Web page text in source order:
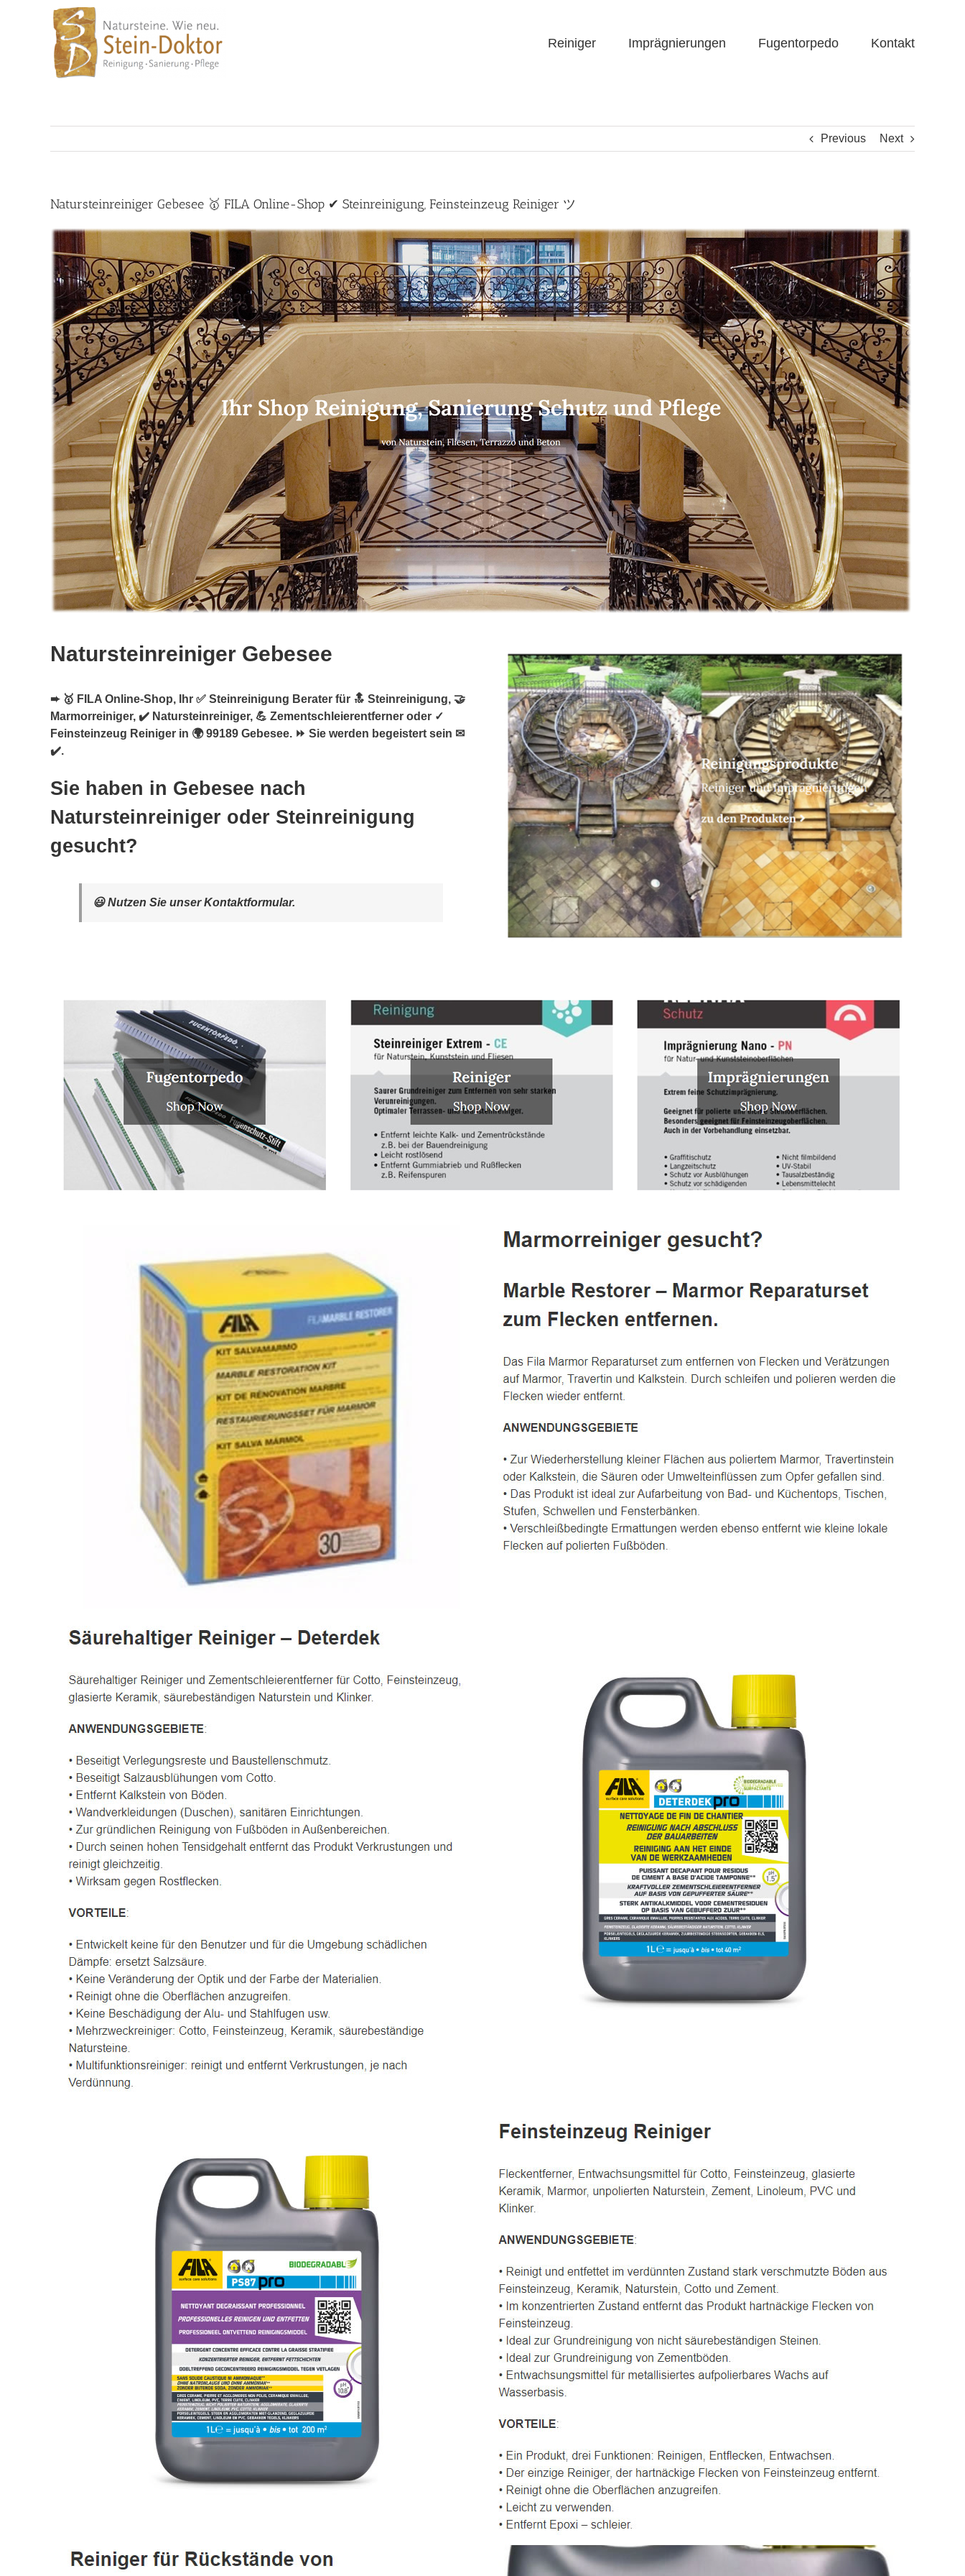
Reiniger Imprägnierungen Fugentorpedo Kontakt
Previous Next
Natursteinreiniger Gebesee 🥇 FILA Online-Shop ✔ Steinreinigung, Feinsteinzeug Reiniger ツ
Natursteinreiniger Gebesee
➨ 🥇 FILA Online-Shop, Ihr ✅ Steinreinigung Berater für 🔝 Steinreinigung, 🤝
Marmorreiniger, ✔️ Natursteinreiniger, 💪 Zementschleierentferner oder ✓
Feinsteinzeug Reiniger in 🌍 99189 Gebesee. ⏩ Sie werden begeistert sein ✉
✔️.
Sie haben in Gebesee nach
Natursteinreiniger oder Steinreinigung
gesucht?
😃 Nutzen Sie unser Kontaktformular.